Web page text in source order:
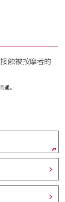
触被按摩者的
。